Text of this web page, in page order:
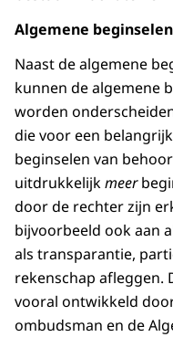
Algemene
Naast de algemene
kunnen de algemene
worden
die voor een
beginselen van
uitdrukkelijkmeer
door de rechter zijn
bijvoorbeeld ook aan
als transparantie,
rekenschap afleggen.
vooral ontwikkeld
ombudsman en de